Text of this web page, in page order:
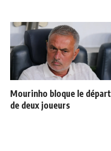
Mourinho bloque le départ
de deux joueurs